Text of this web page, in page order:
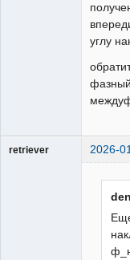
углу
retriever 2026-